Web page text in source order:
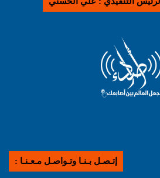
إتـصـل بـنـا وتـواصـل مـعـنـا :